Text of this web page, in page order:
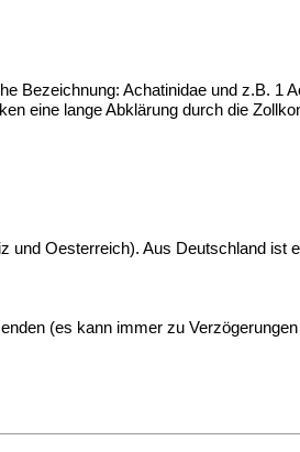
Bezeichnung: Achatinidae und z.B. 1
eine lange Abklärung durch die
Oesterreich). Aus Deutschland ist
(es kann immer zu